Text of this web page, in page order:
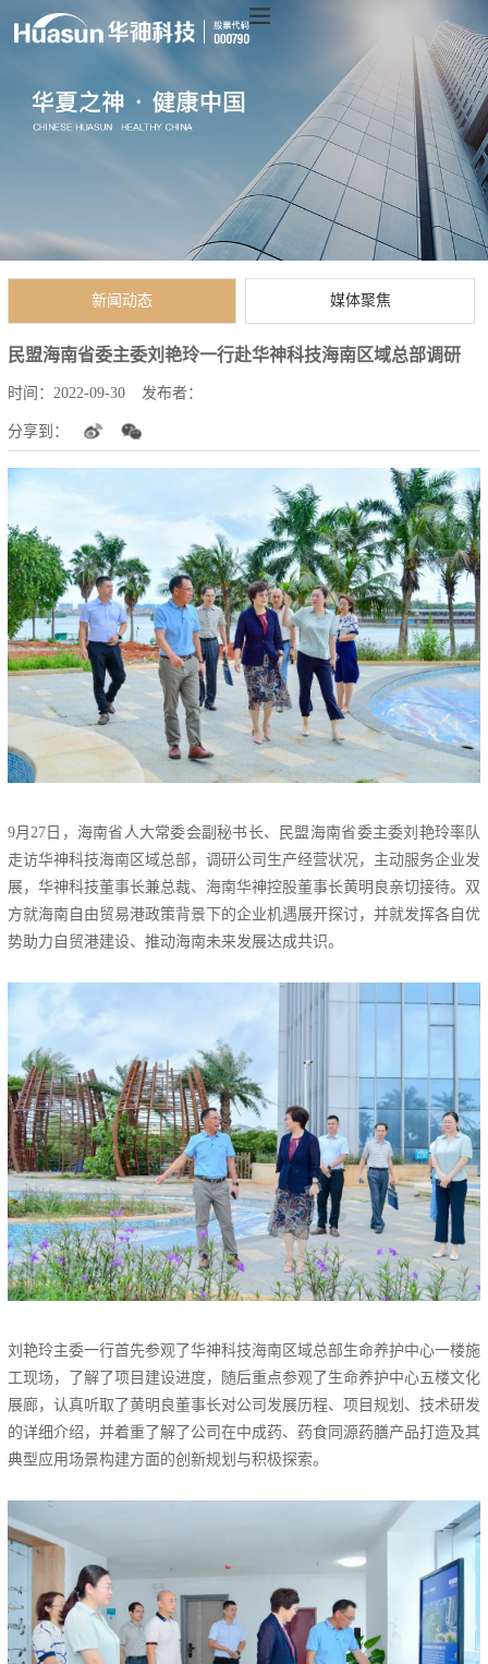
新闻动态 媒体聚焦
民盟海南省委主委刘艳玲一行赴华神科技海南区域总部调研
时间： 2022-09-30 发布者：
分享到：
9月27日，海南省人大常委会副秘书长、民盟海南省委主委刘艳玲率队
走访华神科技海南区域总部，调研公司生产经营状况，主动服务企业发
展，华神科技董事长兼总裁、海南华神控股董事长黄明良亲切接待。双
方就海南自由贸易港政策背景下的企业机遇展开探讨，并就发挥各自优
势助力自贸港建设、推动海南未来发展达成共识。
刘艳玲主委一行首先参观了华神科技海南区域总部生命养护中心一楼施
工现场，了解了项目建设进度，随后重点参观了生命养护中心五楼文化
展廊，认真听取了黄明良董事长对公司发展历程、项目规划、技术研发
的详细介绍，并着重了解了公司在中成药、药食同源药膳产品打造及其
典型应用场景构建方面的创新规划与积极探索。